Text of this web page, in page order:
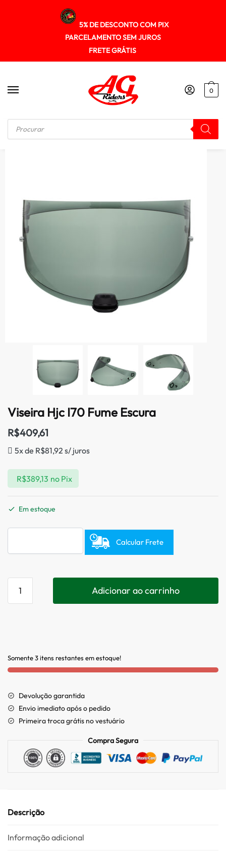
5% DE DESCONTO COM PIX
PARCELAMENTO SEM JUROS
FRETE GRÁTIS
0
Início / VSEIRAS / FORRO / REPOSIÇÃO Viseira Hjc I70 Fume Escura
Viseira Hjc I70 Fume Escura
R$409,61
5x de R$81,92 s/ juros
R$389,13 no Pix
Em estoque
Calcular Frete
Adicionar ao carrinho
Somente 3 itens restantes em estoque!
Devolução garantida
Envio imediato após o pedido
Primeira troca grátis no vestuário
Compra Segura
Descrição
Informação adicional